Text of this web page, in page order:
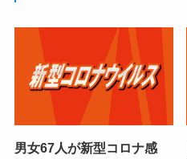
男女67人が新型コロナ感